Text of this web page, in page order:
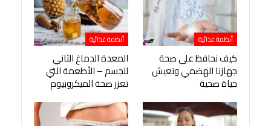
أنظمة غذائية
كيف نحافظ على صحة
جهازنا الهضمي ونعيش
حياة صحية
أنظمة غذائية
المعدة الدماغ الثاني
للجسم – الأطعمة التي
تعزز صحة الميكروبيوم